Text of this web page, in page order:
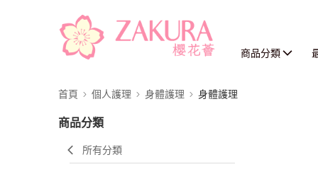
商品分類
首頁 個人護理 身體護理 身體護理
商品分類
所有分類